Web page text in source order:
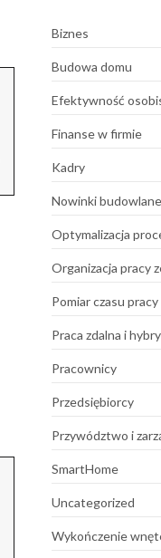
Biznes
Budowa domu
Efektywność
Finanse w firmie
Kadry
Nowinki budowlane
Optymalizacja
Organizacja pracy
Pomiar czasu pracy
Praca zdalna i
Pracownicy
Przedsiębiorcy
Przywództwo i
SmartHome
Uncategorized
Wykończenie